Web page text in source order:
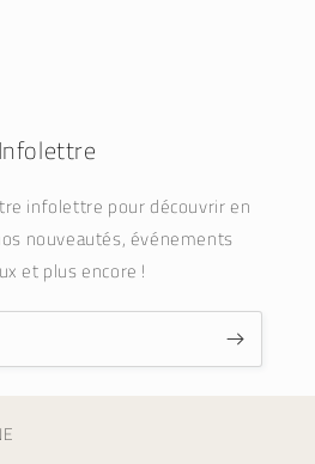
Infolettre
infolettre pour découvrir en
nouveautés, événements
et plus encore !